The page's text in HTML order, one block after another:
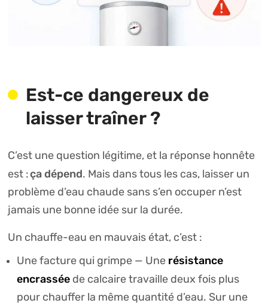
Est-ce dangereux de
laisser traîner ?
C’est une question légitime, et la réponse honnête
est :ça dépend. Mais dans tous les cas, laisser un
problème d’eau chaude sans s’en occuper n’est
jamais une bonne idée sur la durée.
Un chauffe-eau en mauvais état, c’est :
Une facture qui grimpe — Une résistance
encrasséede calcaire travaille deux fois plus
pour chauffer la même quantité d’eau. Sur une